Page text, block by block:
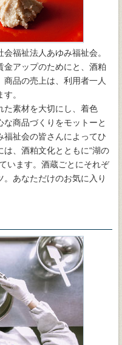
福祉法人あゆみ福祉会。
金アップのためにと、酒粕
品の売上は、利用者一人
。
た素材を大切にし、着色
商品づくりをモットーと
福祉会の皆さんによってひ
、酒粕文化とともに“湖の
います。酒蔵ごとにそれぞ
あなただけのお気に入り